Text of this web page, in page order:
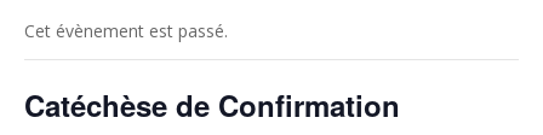
Cet évènement est passé.
Catéchèse de Confirmation